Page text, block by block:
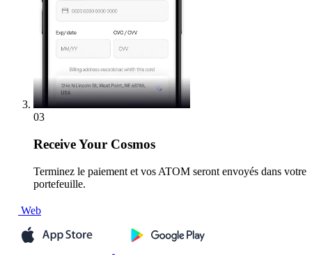
03
ReceiveYour Cosmos
Terminez le paiement et vos ATOM seront envoyés dans votre
portefeuille.
Web